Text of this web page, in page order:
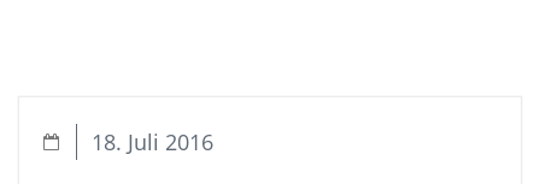
18. Juli 2016